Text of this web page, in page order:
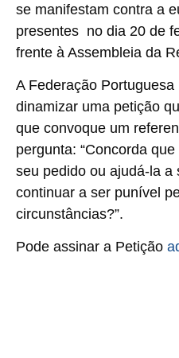
se manifestam contra a
presentes no dia 20 de
frente à Assembleia da
A Federação
dinamizar uma petição
que convoque um
pergunta: “Concorda
seu pedido ou ajudá-la a
continuar a ser punível
circunstâncias?”.
Pode assinar a Petição